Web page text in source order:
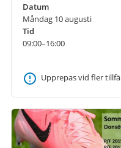
Datum
Måndag 10 augusti
Tid
09:00–16:00
Upprepas vid fler